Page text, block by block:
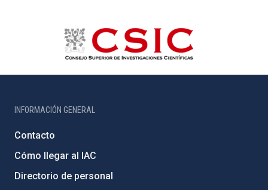
INFORMACIÓN GENERAL
Contacto
Cómo llegar al IAC
Directorio de personal